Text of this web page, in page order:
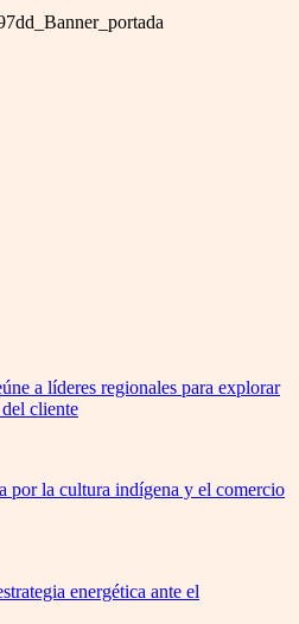
a líderes regionales para explorar
cliente
por la cultura indígena y el comercio
energética ante el